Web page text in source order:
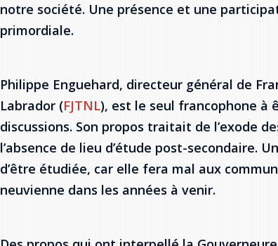
notre société. Une présence et une
primordiale.
Philippe Enguehard, directeur général de
Labrador (FJTNL), est le seul francophone à
discussions. Son propos traitait de l’exode
l’absence de lieu d’étude post-secondaire.
d’être étudiée, car elle fera mal aux
neuvienne dans les années à venir.